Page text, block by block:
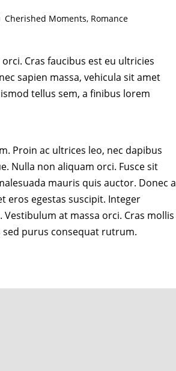
Cherished Moments, Romance
Cras faucibus est eu ultricies
sapien massa, vehicula sit amet
tellus sem, a finibus lorem
Proin ac ultrices leo, nec dapibus
Nulla non aliquam orci. Fusce sit
mauris quis auctor. Donec a
eros egestas suscipit. Integer
at massa orci. Cras mollis
purus consequat rutrum.